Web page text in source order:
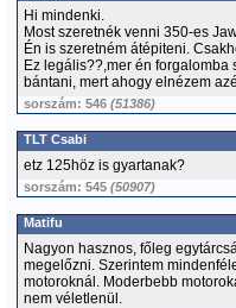
Hi mindenki.
Most szeretnék venni 350-es
Én is szeretném átépiteni.
Ez legális??,mer én forgalomba
bántani, mert ahogy elnézem
sorszám: 546 (51386)
TLT Csabi
etz 125höz is gyartanak?
sorszám: 545 (50907)
Matifu
Nagyon hasznos, főleg
megelőzni. Szerintem
motoroknál. Moderbebb
nem véletlenül.